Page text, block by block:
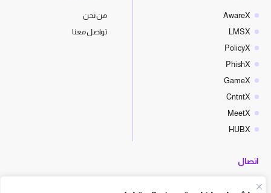
AwareX
LMSX
PolicyX
PhishX
GameX
CntntX
MeetX
HUBX
من نحن
تواصل معنا
اتصال
hello@cyberx.world